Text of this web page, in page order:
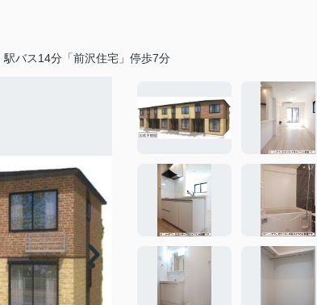
バス14分「前沢住宅」停歩7分